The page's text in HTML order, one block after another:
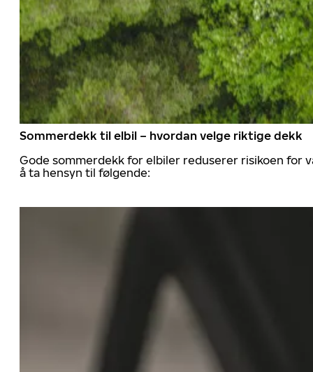
Sommerdekk til elbil – hvordan velge riktige dekk
Gode sommerdekk for elbiler reduserer risikoen for
å ta hensyn til følgende: